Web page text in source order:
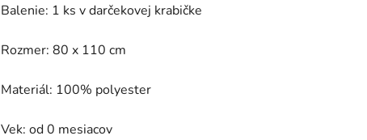
Balenie: 1 ks v darčekovej krabičke
Rozmer: 80 x 110 cm
Materiál: 100% polyester
Vek: od 0 mesiacov